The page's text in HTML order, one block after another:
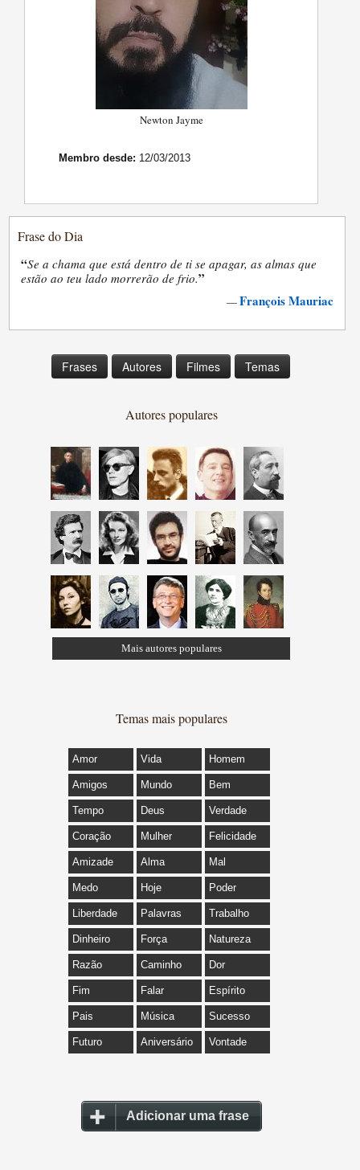
Newton Jayme
Membro desde: 12/03/2013
Frase do Dia
“Se a chama que está dentro de ti se apagar, as almas que
estão ao teu lado morrerão de frio.”
—François Mauriac
Frases Autores Filmes Temas
Autores populares
Mais autores populares
Temas mais populares
Amor Vida Homem
Amigos Mundo Bem
Tempo Deus Verdade
Coração Mulher Felicidade
Amizade Alma Mal
Medo Hoje Poder
Liberdade Palavras Trabalho
Dinheiro Força Natureza
Razão Caminho Dor
Fim Falar Espírito
Pais Música Sucesso
Futuro Aniversário Vontade
Adicionar uma frase